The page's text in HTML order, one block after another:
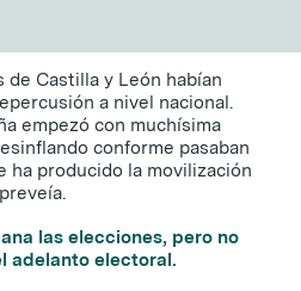
de Castilla y León habían
a nivel nacional.
empezó con muchísima
conforme pasaban
ha producido la movilización
las elecciones, pero no
adelanto electoral.